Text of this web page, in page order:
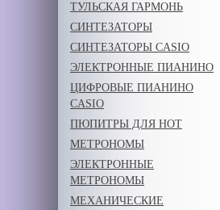
ТУЛЬСКАЯ ГАРМОНЬ
СИНТЕЗАТОРЫ
СИНТЕЗАТОРЫ CASIO
ЭЛЕКТРОННЫЕ ПИАНИНО
ЦИФРОВЫЕ ПИАНИНО
CASIO
ПЮПИТРЫ ДЛЯ НОТ
МЕТРОНОМЫ
ЭЛЕКТРОННЫЕ
МЕТРОНОМЫ
МЕХАНИЧЕСКИЕ